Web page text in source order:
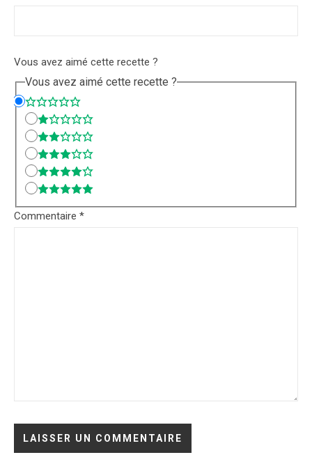
Vous avez aimé cette recette ?
Vous avez aimé cette recette ?
Commentaire *